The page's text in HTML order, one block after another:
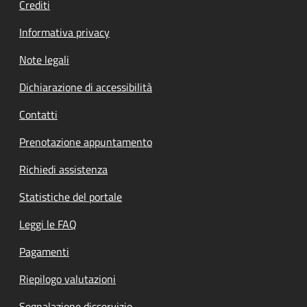
Crediti
Informativa privacy
Note legali
Dichiarazione di accessibilità
Contatti
Prenotazione appuntamento
Richiedi assistenza
Statistiche del portale
Leggi le FAQ
Pagamenti
Riepilogo valutazioni